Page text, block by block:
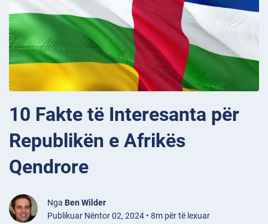
10 Fakte të Interesanta për
Republikën e Afrikës
Qendrore
Nga Ben Wilder
Publikuar Nëntor 02, 2024 • 8m për të lexuar